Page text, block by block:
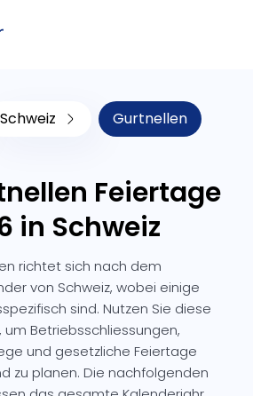
Schweiz Gurtnellen
Feiertage
in Schweiz
richtet sich nach dem
von Schweiz, wobei einige
sind. Nutzen Sie diese
um Betriebsschliessungen,
und gesetzliche Feiertage
zu planen. Die nachfolgenden